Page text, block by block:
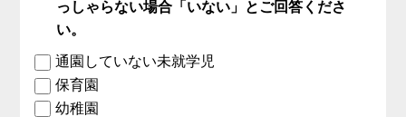
っしゃらない場合「いない」とご回答くださ
い。
通園していない未就学児
保育園
幼稚園